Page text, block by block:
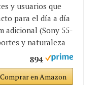
y usuarios que
para el día a día
adicional (Sony 55-
y naturaleza
894
Comprar en Amazon